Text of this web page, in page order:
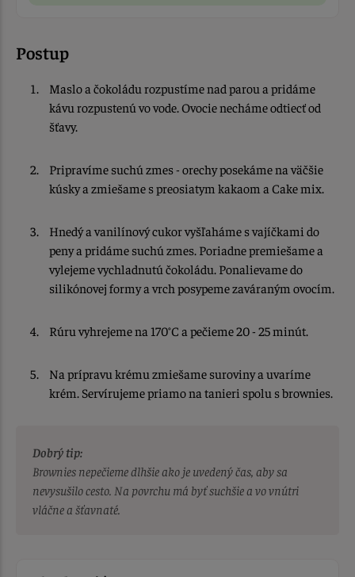
Postup
Maslo a čokoládu rozpustíme nad parou a pridáme
kávu rozpustenú vo vode. Ovocie necháme odtiecť od
šťavy.
Pripravíme suchú zmes - orechy posekáme na väčšie
kúsky a zmiešame s preosiatym kakaom a Cake mix.
Hnedý a vanilínový cukor vyšľaháme s vajíčkami do
peny a pridáme suchú zmes. Poriadne premiešame a
vylejeme vychladnutú čokoládu. Ponalievame do
silikónovej formy a vrch posypeme zaváraným ovocím.
Rúru vyhrejeme na 170°C a pečieme 20 - 25 minút.
Na prípravu krému zmiešame suroviny a uvaríme
krém. Servírujeme priamo na tanieri spolu s brownies.
Dobrý tip:
Brownies nepečieme dlhšie ako je uvedený čas, aby sa
nevysušilo cesto. Na povrchu má byť suchšie a vo vnútri
vláčne a šťavnaté.